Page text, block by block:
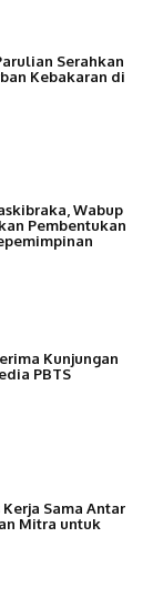
Serahkan
Kebakaran di
Wabup
Pembentukan
Kunjungan
PBTS
Sama Antar
Mitra untuk